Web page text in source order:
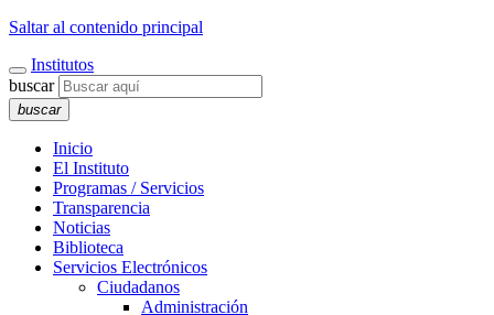
Saltar al contenido principal
Institutos
buscar
buscar
Inicio
El Instituto
Programas / Servicios
Transparencia
Noticias
Biblioteca
Servicios Electrónicos
Ciudadanos
Administración